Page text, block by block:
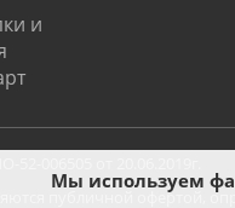
и
публичной офертой,
Мы используем